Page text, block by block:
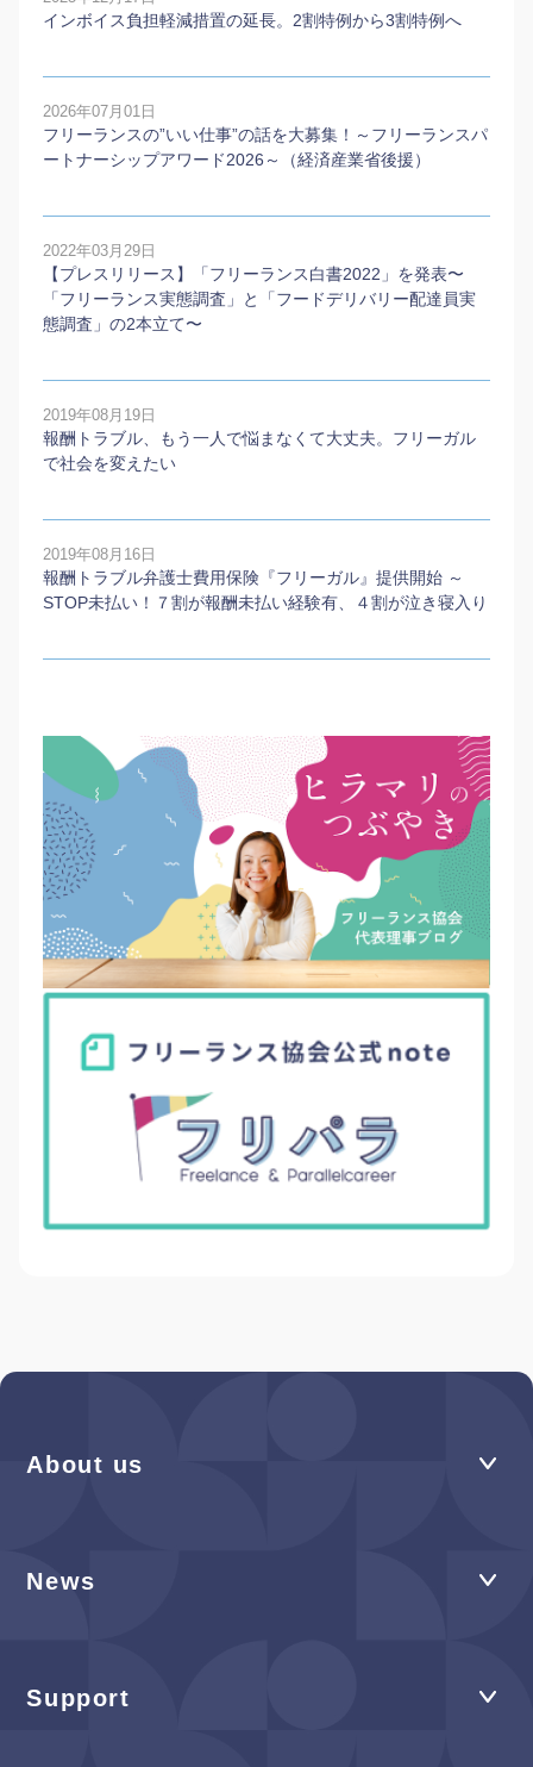
インボイス負担軽減措置の延長。2割特例から3割特例へ
2026年07月01日
フリーランスの”いい仕事”の話を大募集！～フリーランスパ
ートナーシップアワード2026～（経済産業省後援）
2022年03月29日
【プレスリリース】「フリーランス白書2022」を発表〜
「フリーランス実態調査」と「フードデリバリー配達員実
態調査」の2本⽴て〜
2019年08月19日
報酬トラブル、もう一人で悩まなくて大丈夫。フリーガル
で社会を変えたい
2019年08月16日
報酬トラブル弁護士費用保険『フリーガル』提供開始 ～
STOP未払い！７割が報酬未払い経験有、４割が泣き寝入り
About us
News
Support